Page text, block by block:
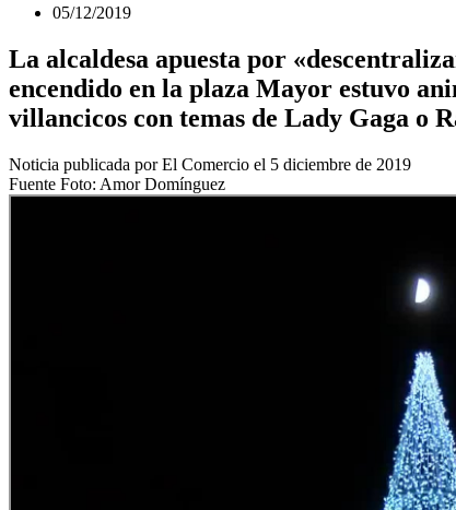
05/12/2019
La alcaldesa apuesta por
encendido en la plaza Mayor estuvo
villancicos con temas de Lady Gaga o
Noticia publicada por El Comercio el 5 diciembre de 2019
Fuente Foto: Amor Domínguez